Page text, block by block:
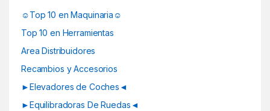
☺Top 10 en Maquinaria☺
Top 10 en Herramientas
Area Distribuidores
Recambios y Accesorios
►Elevadores de Coches◄
►Equilibradoras De Ruedas◄